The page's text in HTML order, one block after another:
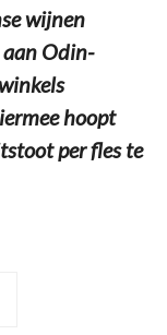
wijnen
Odin-
hoopt
per fles te